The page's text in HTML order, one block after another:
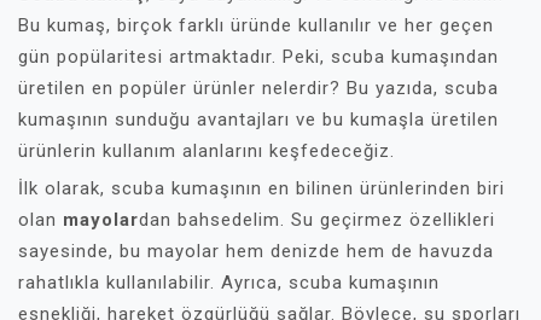
Bu kumaş, birçok farklı üründe kullanılır ve her geçen
gün popülaritesi artmaktadır. Peki, scuba kumaşından
üretilen en popüler ürünler nelerdir? Bu yazıda, scuba
kumaşının sunduğu avantajları ve bu kumaşla üretilen
ürünlerin kullanım alanlarını keşfedeceğiz.
İlk olarak, scuba kumaşının en bilinen ürünlerinden biri
olan mayolardan bahsedelim. Su geçirmez özellikleri
sayesinde, bu mayolar hem denizde hem de havuzda
rahatlıkla kullanılabilir. Ayrıca, scuba kumaşının
esnekliği, hareket özgürlüğü sağlar. Böylece, su sporları